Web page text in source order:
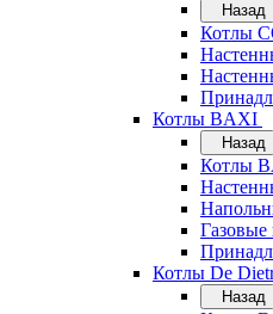
Назад
Котлы
Котлы BAXI
Назад
Котлы
Газовые
Котлы De
Назад